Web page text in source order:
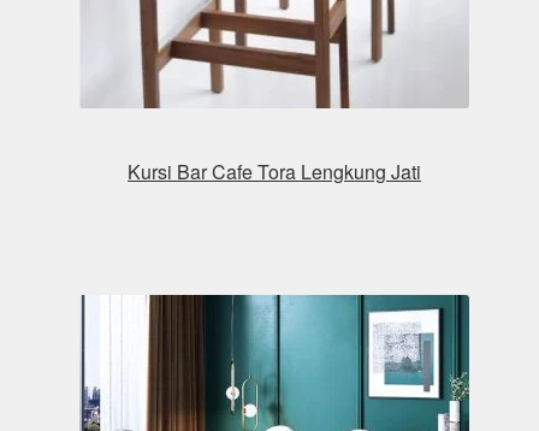
Kursi Bar Cafe Tora Lengkung Jati